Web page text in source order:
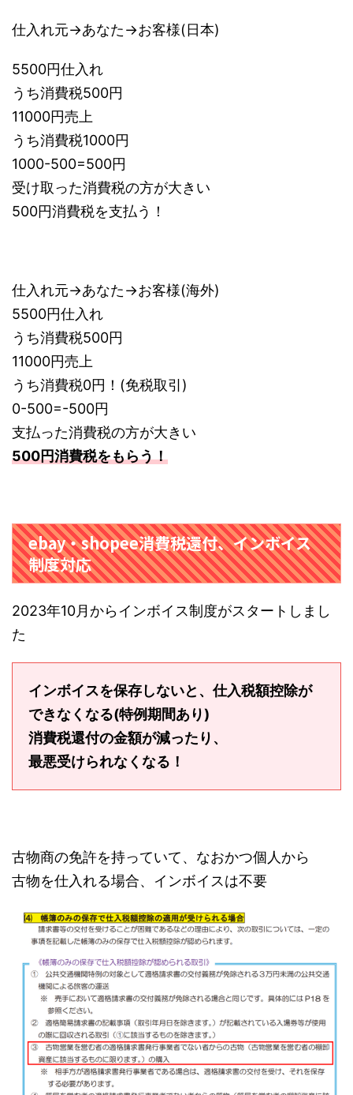
仕入れ元→あなた→お客様(日本)
5500円仕入れ
うち消費税500円
11000円売上
うち消費税1000円
1000-500=500円
受け取った消費税の方が大きい
500円消費税を支払う！
仕入れ元→あなた→お客様(海外)
5500円仕入れ
うち消費税500円
11000円売上
うち消費税0円！(免税取引)
0-500=-500円
支払った消費税の方が大きい
500円消費税をもらう！
ebay・shopee消費税還付、インボイス
制度対応
2023年10月からインボイス制度がスタートしまし
た
インボイスを保存しないと、仕入税額控除が
できなくなる(特例期間あり)
消費税還付の金額が減ったり、
最悪受けられなくなる！
古物商の免許を持っていて、なおかつ個人から
古物を仕入れる場合、インボイスは不要